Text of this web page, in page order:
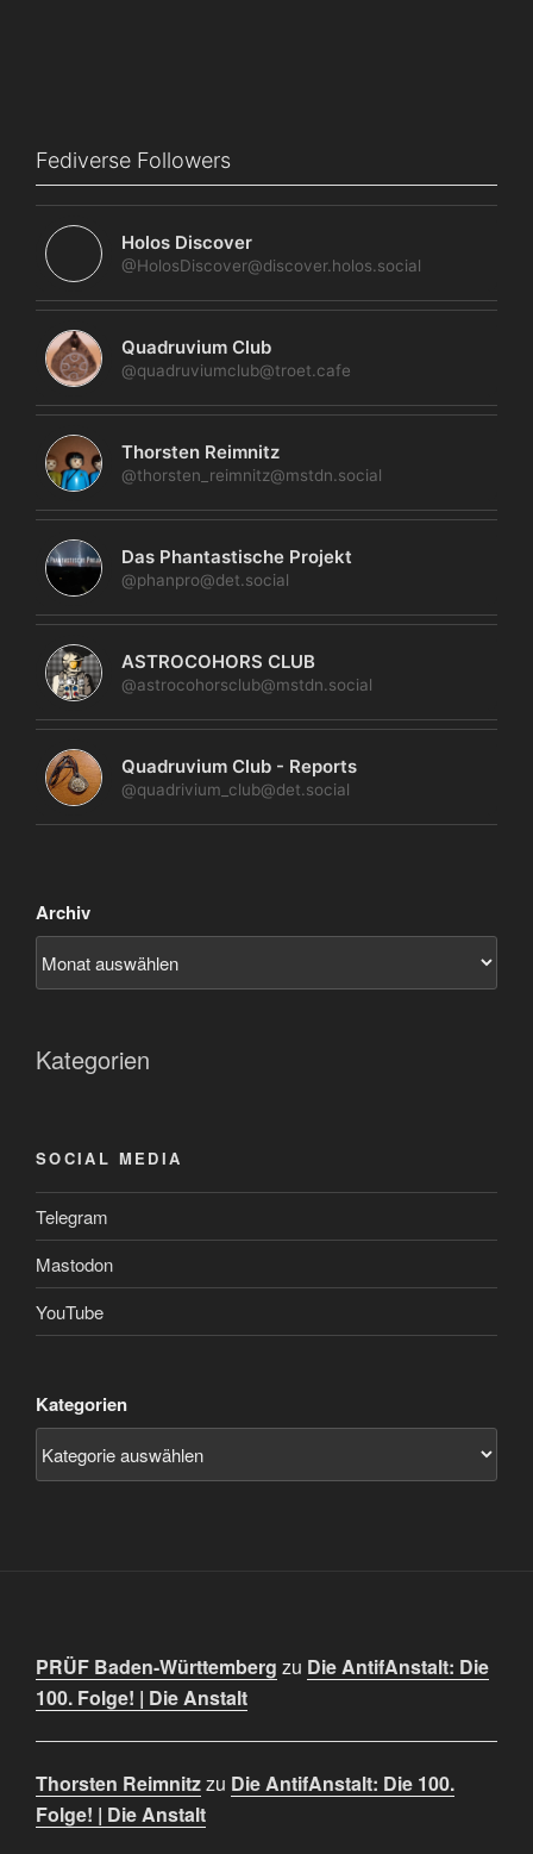
Fediverse Followers
Holos Discover
@HolosDiscover@discover.holos.social
Quadruvium Club
@quadruviumclub@troet.cafe
Thorsten Reimnitz
@thorsten_reimnitz@mstdn.social
Das Phantastische Projekt
@phanpro@det.social
ASTROCOHORS CLUB
@astrocohorsclub@mstdn.social
Quadruvium Club - Reports
@quadrivium_club@det.social
Archiv
Kategorien
SOCIAL MEDIA
Telegram
Mastodon
YouTube
Kategorien
PRÜF Baden-Württemberg zu Die AntifAnstalt: Die
100. Folge! | Die Anstalt
Thorsten Reimnitzzu Die AntifAnstalt: Die 100.
Folge! | Die Anstalt